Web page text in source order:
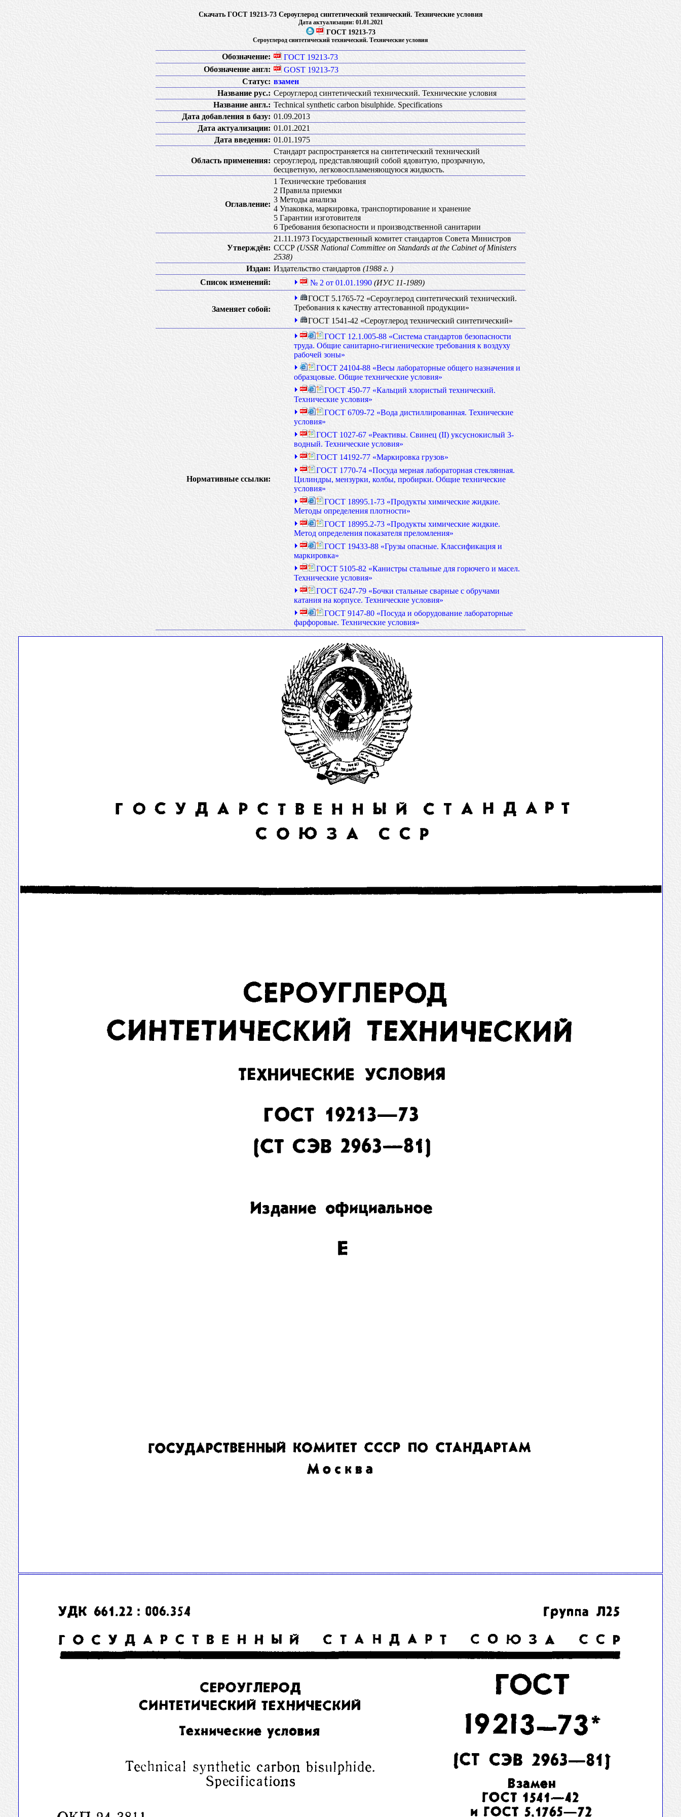
Скачать ГОСТ 19213-73 Сероуглерод синтетический технический. Технические условия
Дата актуализации: 01.01.2021
ГОСТ 19213-73
Сероуглерод синтетический технический. Технические условия
Обозначение:
ГОСТ 19213-73
Обозначение англ:
GOST 19213-73
Статус: взамен
Название рус.: Сероуглерод синтетический технический. Технические условия
Название англ.: Technical synthetic carbon bisulphide. Specifications
Дата добавления в базу: 01.09.2013
Дата актуализации: 01.01.2021
Дата введения: 01.01.1975
Область применения:
Стандарт распространяется на синтетический технический
сероуглерод, представляющий собой ядовитую, прозрачную,
бесцветную, легковоспламеняющуюся жидкость.
Оглавление:
1 Технические требования
2 Правила приемки
3 Методы анализа
4 Упаковка, маркировка, транспортирование и хранение
5 Гарантии изготовителя
6 Требования безопасности и производственной санитарии
Утверждён:
21.11.1973 Государственный комитет стандартов Совета Министров
СССР (USSR National Committee on Standards at the Cabinet of Ministers
2538)
Издан: Издательство стандартов (1988 г. )
Список изменений:
№ 2 от 01.01.1990 (ИУС 11-1989)
Заменяет собой:
ГОСТ 5.1765-72 «Сероуглерод синтетический технический.
Требования к качеству аттестованной продукции»
ГОСТ 1541-42 «Сероуглерод технический синтетический»
Нормативные ссылки:
ГОСТ 12.1.005-88 «Система стандартов безопасности
труда. Общие санитарно-гигиенические требования к воздуху
рабочей зоны»
ГОСТ 24104-88 «Весы лабораторные общего назначения и
образцовые. Общие технические условия»
ГОСТ 450-77 «Кальций хлористый технический.
Технические условия»
ГОСТ 6709-72 «Вода дистиллированная. Технические
условия»
ГОСТ 1027-67 «Реактивы. Свинец (II) уксуснокислый 3-
водный. Технические условия»
ГОСТ 14192-77 «Маркировка грузов»
ГОСТ 1770-74 «Посуда мерная лабораторная стеклянная.
Цилиндры, мензурки, колбы, пробирки. Общие технические
условия»
ГОСТ 18995.1-73 «Продукты химические жидкие.
Методы определения плотности»
ГОСТ 18995.2-73 «Продукты химические жидкие.
Метод определения показателя преломления»
ГОСТ 19433-88 «Грузы опасные. Классификация и
маркировка»
ГОСТ 5105-82 «Канистры стальные для горючего и масел.
Технические условия»
ГОСТ 6247-79 «Бочки стальные сварные с обручами
катания на корпусе. Технические условия»
ГОСТ 9147-80 «Посуда и оборудование лабораторные
фарфоровые. Технические условия»